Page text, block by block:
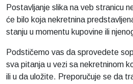
Postavljanje slika na veb stranicu
će bilo koja nekretnina
stanju u momentu kupovine ili
Podstičemo vas da sprovedete
sva pitanja u vezi sa nekretninom
ili u da uložite. Preporučuje se da